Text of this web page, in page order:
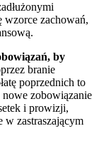
wzorce zachowań,
by
branie
poprzednich to
nowe zobowiązanie
i prowizji,
w zastraszającym